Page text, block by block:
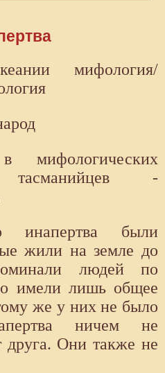
мифология/
тасманийцев -
инапертва были
жили на земле до
людей по
имели лишь общее
же у них не было
ничем не
друга. Они также не